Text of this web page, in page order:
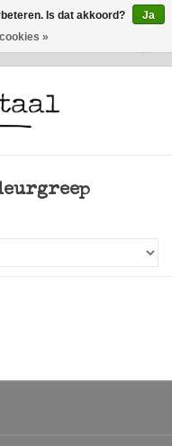
Is dat akkoord?
Ja
»